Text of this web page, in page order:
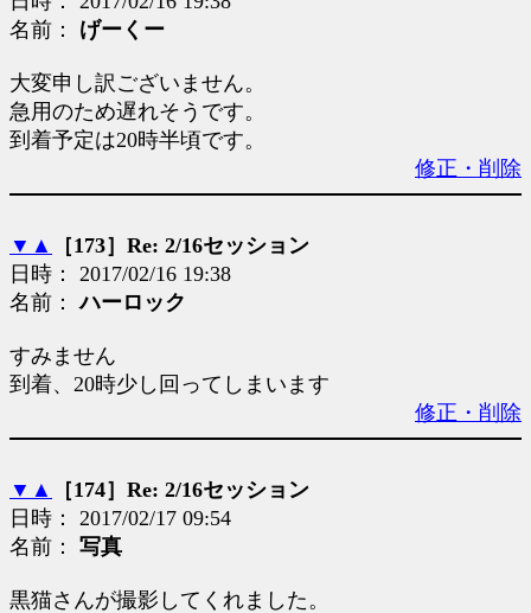
名前： げーくー
大変申し訳ございません。
急用のため遅れそうです。
到着予定は20時半頃です。
修正・削除
▼ ▲
［173］Re: 2/16セッション
日時： 2017/02/16 19:38
名前：ハーロック
すみません
到着、20時少し回ってしまいます
修正・削除
▼ ▲
［174］Re: 2/16セッション
日時： 2017/02/17 09:54
名前： 写真
黒猫さんが撮影してくれました。